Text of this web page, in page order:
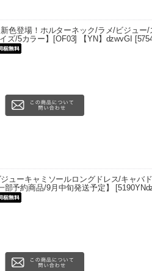
新色登場！ホルターネック/ラメ/ビジュー
ズ/5カラー】[OF03] 【YN】dzwvGI
[
ューキャミソールロングドレス/キャバ
予約商品/9月中旬発送予定】
[